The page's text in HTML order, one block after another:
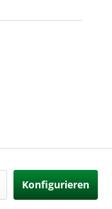
Konfigurieren